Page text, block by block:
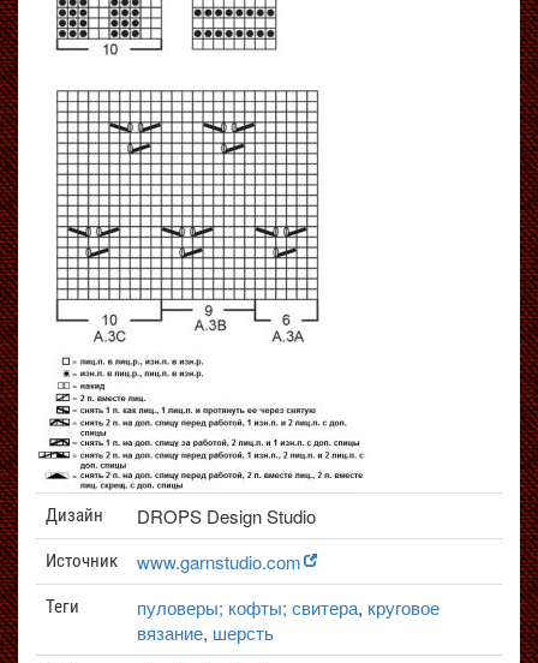
Дизайн DROPS Design Studio
Источник www.garnstudio.com
Теги пуловеры; кофты; свитера, круговое
вязание, шерсть